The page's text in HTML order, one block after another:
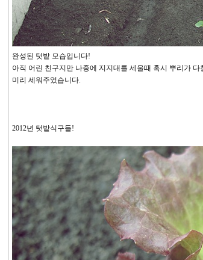
완성된 텃밭 모습입니다!
아직 어린 친구지만 나중에 지지대를 세울때 혹시 뿌리가
미리 세워주었습니다.
2012년 텃밭식구들!